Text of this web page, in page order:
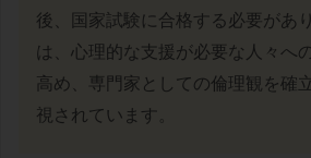
後、国家試験に合格する必要があ
は、心理的な支援が必要な人々へ
高め、専門家としての倫理観を確
視されています。